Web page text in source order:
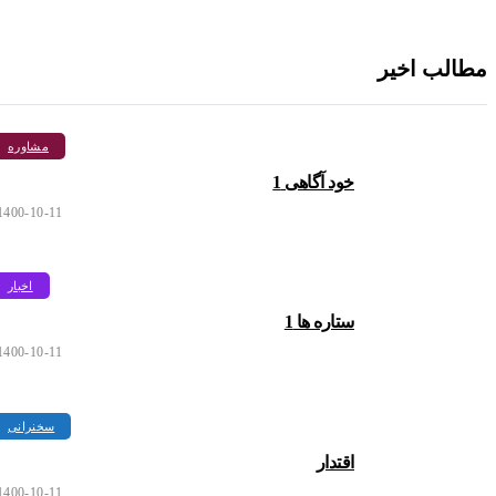
اخیر
مشاوره
خود آگاهی 1
1400-10-11
ستاره ها 1
1400-10-11
سخنرانی
1400-10-11